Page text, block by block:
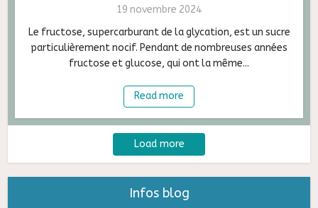
19 novembre 2024
Le fructose, supercarburant de la glycation, est un sucre
particulièrement nocif. Pendant de nombreuses années
fructose et glucose, qui ont la même...
Read more
Load more
Infos blog